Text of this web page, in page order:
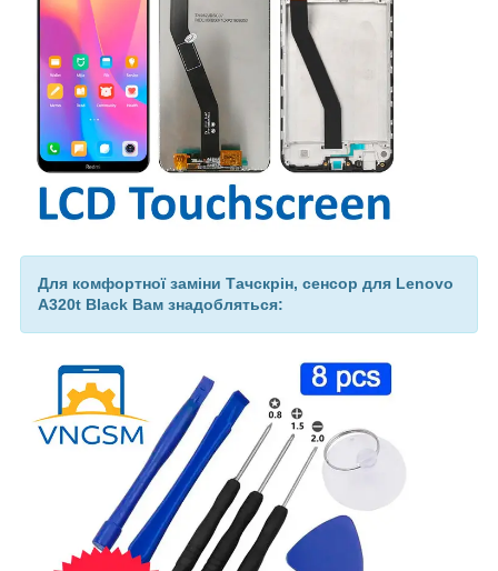
Для комфортної заміни Тачскрін, сенсор для Lenovo
A320t Black Вам знадобляться: